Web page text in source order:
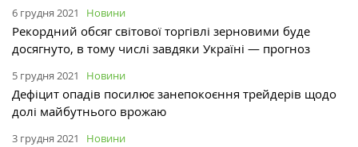
6 грудня 2021 Новини
Рекордний обсяг світової торгівлі зерновими буде
досягнуто, в тому числі завдяки Україні — прогноз
5 грудня 2021 Новини
Дефіцит опадів посилює занепокоєння трейдерів щодо
долі майбутнього врожаю
3 грудня 2021 Новини